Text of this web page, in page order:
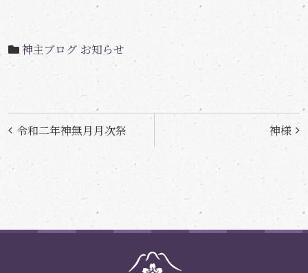
神主ブログ お知らせ
投
ナ
ビ
ゲ
神様
令和二年神無月月次祭